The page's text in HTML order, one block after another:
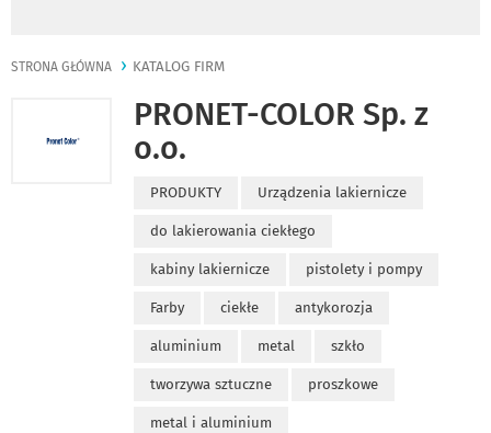
STRONA GŁÓWNA KATALOG FIRM
PRONET-COLOR Sp. z
o.o.
PRODUKTY Urządzenia lakiernicze
do lakierowania ciekłego
kabiny lakiernicze pistolety i pompy
Farby ciekłe antykorozja
aluminium metal szkło
tworzywa sztuczne proszkowe
metal i aluminium